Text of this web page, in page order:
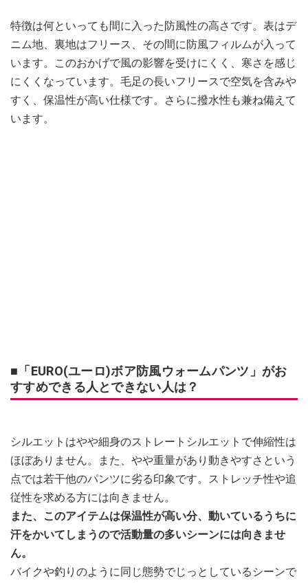
特徴は何といっても間に入った防風性の高さです。表はデ
ニム地、裏地はフリース、その間に防風フィルムが入って
います。このおかげで風の影響を受けにくく、寒さを感じ
にくくなっています。毛足の長いフリースで空気を含みや
すく、保温性が高い仕様です。さらに撥水性も兼ね備えて
います。
■「EURO(ユーロ)ボア防風ウォームパンツ」がお
すすめできる人とできない人は？
シルエットはやや細身のストレートシルエットで伸縮性は
ほぼありません。また、やや重量があり動きやすさという
点では若干他のパンツに劣る印象です。ストレッチ性や追
従性を求める方には向きません。
また、このアイテムは保温性が高い分、動いているうちに
汗をかいてしまうので活動量の多いシーンには向きませ
ん。
バイクや釣りのように同じ態勢でじっとしているシーンで